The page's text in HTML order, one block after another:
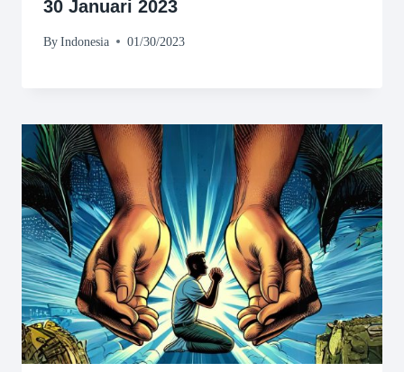
30 Januari 2023
By Indonesia 01/30/2023